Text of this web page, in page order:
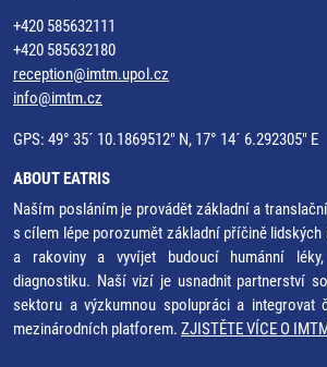
+420 585632111
+420 585632180
reception@imtm.upol.cz
info@imtm.cz
GPS: 49° 35´ 10.1869512" N, 17° 14´ 6.292305" E
ABOUT EATRIS
Naším posláním je provádět základní a
s cílem lépe porozumět základní příčině
a rakoviny a vyvíjet budoucí humánní
diagnostiku. Naší vizí je usnadnit partnerství
sektoru a výzkumnou spolupráci a integrovat
mezinárodních platforem. ZJISTĚTE VÍCE O